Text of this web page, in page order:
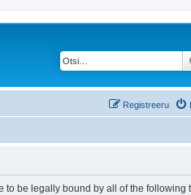
Registreeru
to be legally bound by all of the following